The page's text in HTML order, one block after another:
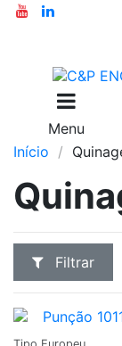
Menu
Início
Filtrar